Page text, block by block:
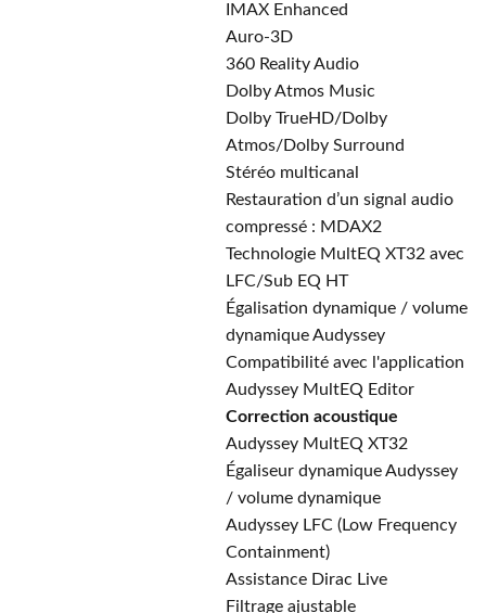
IMAX Enhanced
Auro-3D
360 Reality Audio
Dolby Atmos Music
Dolby TrueHD/Dolby
Atmos/Dolby Surround
Stéréo multicanal
Restauration d’un signal audio
compressé : MDAX2
Technologie MultEQ XT32 avec
LFC/Sub EQ HT
Égalisation dynamique / volume
dynamique Audyssey
Compatibilité avec l'application
Audyssey MultEQ Editor
Correction acoustique
Audyssey MultEQ XT32
Égaliseur dynamique Audyssey
/ volume dynamique
Audyssey LFC (Low Frequency
Containment)
Assistance Dirac Live
Filtrage ajustable